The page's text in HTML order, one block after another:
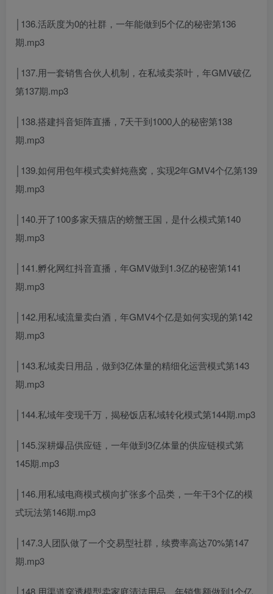
│136.活跃度为0的社群，一年能做到5个亿的秘密第136
期.mp3
│137.用一套销售合伙人机制，在私域卖茶叶，年GMV破亿
第137期.mp3
│138.搭建抖音矩阵直播，7天干到1000人的秘密第138
期.mp3
│139.如何用包年模式卖鲜炖燕窝，实现2年GMV4个亿第139
期.mp3
│140.开了100多家天猫店的螃蟹王国，是什么模式第140
期.mp3
│141.孵化网红抖音直播，年GMV做到1.3亿的秘密第141
期.mp3
│142.用私域流量卖白酒，年GMV4个亿是如何实现的第142
期.mp3
│143.私域卖日用品，做到3亿体量的精细化运营模式第143
期.mp3
│144.私域年变现千万，揭秘饭店私域转化模式第144期.mp3
│145.深耕爆品供应链，一年做到3亿体量的供应链模式第
145期.mp3
│146.用私域电商模式横向扩张多个品类，一年干3个亿的模
式玩法第146期.mp3
│147.3人团队做了一个交易型社群，续费率高达70%第147
期.mp3
│148.用渠道穿透模型卖家庭清洁用品，年销售额做到1个亿